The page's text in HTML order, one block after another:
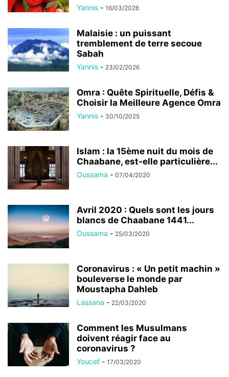
Yannis - 16/03/2026
Malaisie : un puissant
tremblement de terre secoue
Sabah
Yannis - 23/02/2026
Omra : Quête Spirituelle, Défis &
Choisir la Meilleure Agence Omra
Yannis - 30/10/2025
Islam : la 15ème nuit du mois de
Chaabane, est-elle particulière...
Oussama - 07/04/2020
Avril 2020 : Quels sont les jours
blancs de Chaabane 1441...
Oussama - 25/03/2020
Coronavirus : « Un petit machin »
bouleverse le monde par
Moustapha Dahleb
Lassana - 22/03/2020
Comment les Musulmans
doivent réagir face au
coronavirus ?
Youcef - 17/03/2020